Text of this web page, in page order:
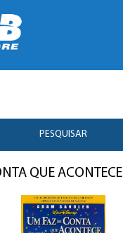
PESQUISAR
QUE ACONTECE